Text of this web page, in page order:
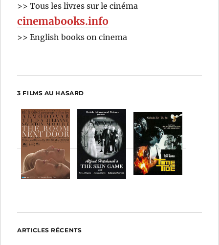
>> Tous les livres sur le cinéma
cinemabooks.info
>> English books on cinema
3 FILMS AU HASARD
ARTICLES RÉCENTS